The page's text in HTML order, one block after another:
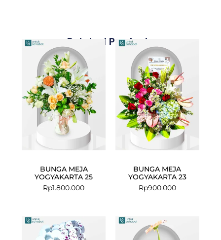
Related Products
BUNGA MEJA
YOGYAKARTA 25
Rp1.800.000
BUNGA MEJA
YOGYAKARTA 23
Rp900.000